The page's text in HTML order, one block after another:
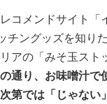
コメンドサイト「
チングッズを知り
アの「みそ玉スト
通り、お味噌汁で
第では「じゃない